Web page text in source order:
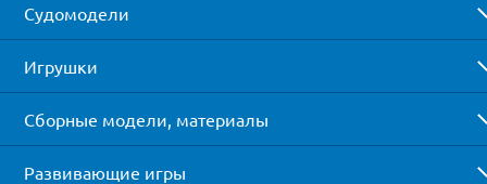
Судомодели
Игрушки
Сборные модели, материалы
Развивающие игры